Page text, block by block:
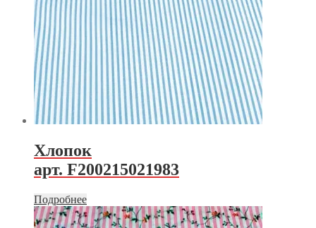
Хлопок
арт. F200215021983
Подробнее